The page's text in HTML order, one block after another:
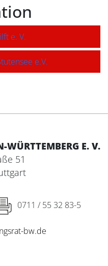
e. V.
e.V.
WÜRTTEMBERG E. V.
51
0711 / 55 32 83-5
bw.de